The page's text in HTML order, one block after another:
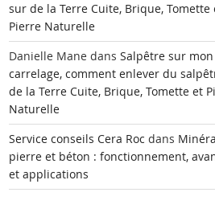
sur de la Terre Cuite, Brique, Tomette
Pierre Naturelle
Danielle Manedans Salpêtre sur mon
carrelage, comment enlever du
de la Terre Cuite, Brique, Tomette et
Naturelle
Service conseils Cera Roc dans
pierre et béton : fonctionnement,
et applications